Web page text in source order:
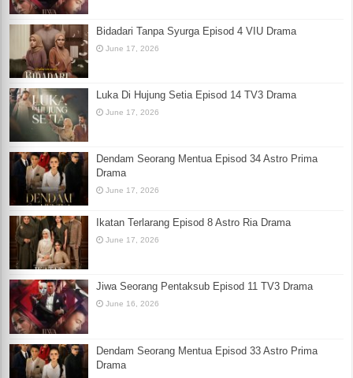
Bidadari Tanpa Syurga Episod 4 VIU Drama
June 17, 2026
Luka Di Hujung Setia Episod 14 TV3 Drama
June 17, 2026
Dendam Seorang Mentua Episod 34 Astro Prima
Drama
June 17, 2026
Ikatan Terlarang Episod 8 Astro Ria Drama
June 17, 2026
Jiwa Seorang Pentaksub Episod 11 TV3 Drama
June 16, 2026
Dendam Seorang Mentua Episod 33 Astro Prima
Drama